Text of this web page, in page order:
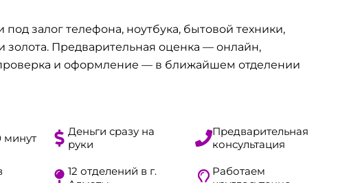
под залог телефона, ноутбука, бытовой техники,
золота. Предварительная оценка — онлайн,
и оформление — в ближайшем отделении
минут
Деньги сразу на
руки
Предварительная
консультация
12 отделений в г.
Работаем